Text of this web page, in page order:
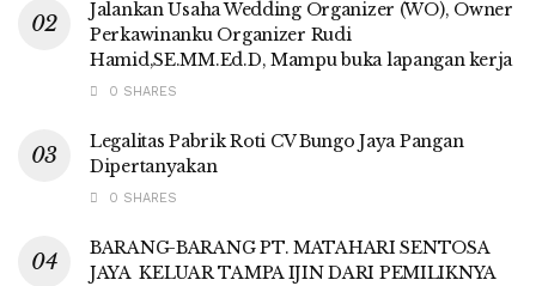
Jalankan Usaha Wedding Organizer (WO), Owner
Perkawinanku Organizer Rudi
Hamid,SE.MM.Ed.D, Mampu buka lapangan kerja
0 SHARES
Legalitas Pabrik Roti CV Bungo Jaya Pangan
Dipertanyakan
0 SHARES
BARANG-BARANG PT. MATAHARI SENTOSA
JAYA KELUAR TAMPA IJIN DARI PEMILIKNYA